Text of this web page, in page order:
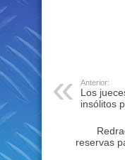
Anterior:
Los
insólitos
reservas